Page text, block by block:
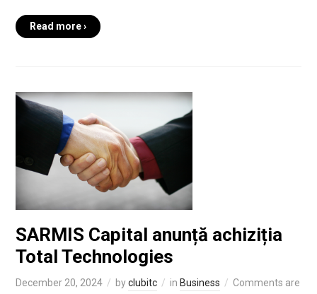
Read more ›
SARMIS Capital anunță achiziția
Total Technologies
December 20, 2024 byclubitc in Business
Comments are